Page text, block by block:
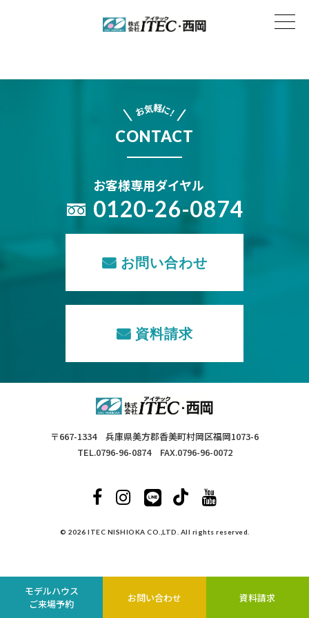
お気軽に
!
CONTACT
お客様専用ダイヤル
0120-26-0874
お問い合わせ
資料請求
〒667-1334 兵庫県美方郡香美町村岡区福岡1073-6
TEL.0796-96-0874 FAX.0796-96-0072
モデルハウス
ご来場予約
お問い合わせ 資料請求
© 2026 ITEC NISHIOKA CO.,LTD. All rights reserved.